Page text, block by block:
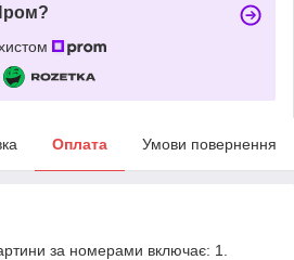
Оплата Умови повернення
за номерами включає: 1.